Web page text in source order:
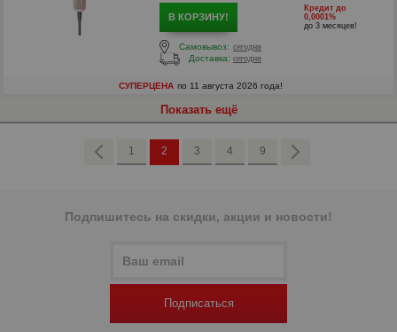
р
В КОРЗИНУ!
Кредит до
0,0001%
до 3 месяцев!
Самовывоз: сегодня
Доставка: сегодня
СУПЕРЦЕНА по 11 августа 2026 года!
Показать ещё
1 2 3 4 9
Подпишитесь на скидки, акции и новости!
Подписаться